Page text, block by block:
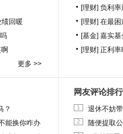
回暖
更多 >>
[理财] 负利率
[理财] 在最困
[基金] 嘉实基
[理财] 正利率
？
能换你咋办
网友评论排行
1 退休不妨
2 随便提取